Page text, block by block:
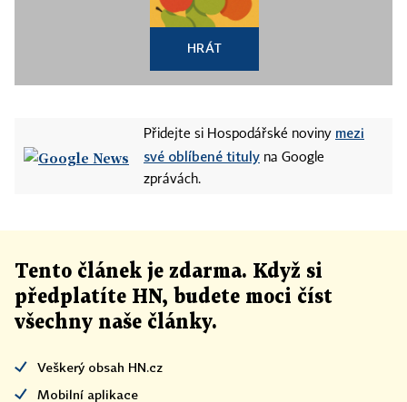
HRÁT
Přidejte si Hospodářské noviny mezi
své oblíbené tituly na Google
zprávách.
Tento článek je zdarma. Když si
předplatíte HN, budete moci číst
všechny naše články.
Veškerý obsah HN.cz
Mobilní aplikace